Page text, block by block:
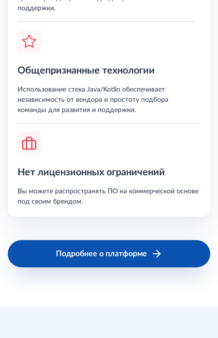
поддержки.
Общепризнанные технологии
Использование стека Java/Kotlin обеспечивает
независимость от вендора и простоту подбора
команды для развития и поддержки.
Нет лицензионных ограничений
Вы можете распространять ПО на коммерческой основе
под своим брендом.
Подробнее о платформе